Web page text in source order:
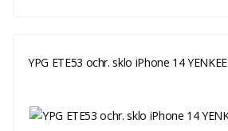
YPG ETE53 ochr. sklo iPhone 14 YENKEE